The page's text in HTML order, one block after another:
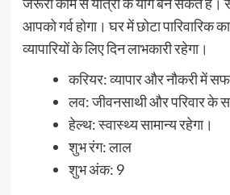
आपको गर्व होगा। घर में छोटा पारिवारिक
व्यापारियों के लिए दिन लाभकारी रहेगा।
करियर: व्यापार और नौकरी में
लव: जीवनसाथी और परिवार के
हेल्थ: स्वास्थ्य सामान्य रहेगा।
शुभ रंग: लाल
शुभ अंक: 9